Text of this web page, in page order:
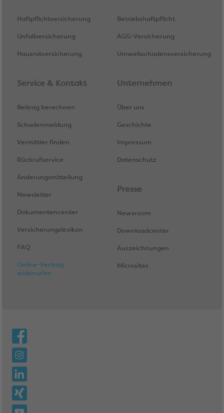
Haftpflichtversicherung
Unfallversicherung
Hausratversicherung
Betriebshaftpflicht
AGG-Versicherung
Umweltschadensversicherung
Service & Kontakt
Beitrag berechnen
Schadenmeldung
Vermittler finden
Rückrufservice
Änderungsmitteilung
Newsletter
Dokumentencenter
Versicherungslexikon
FAQ
Online-Vertrag
widerrufen
Unternehmen
Über uns
Geschichte
Impressum
Datenschutz
Presse
Newsroom
Downloadcenter
Auszeichnungen
Microsites